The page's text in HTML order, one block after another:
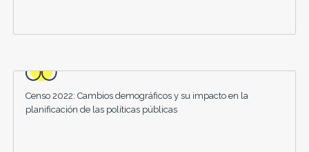
Censo 2022: Cambios demográficos y su impacto en la
planificación de las políticas públicas